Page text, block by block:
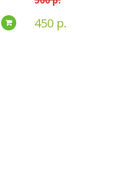
Подробнее
450 р.